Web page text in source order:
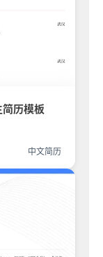
历模板
中文简历